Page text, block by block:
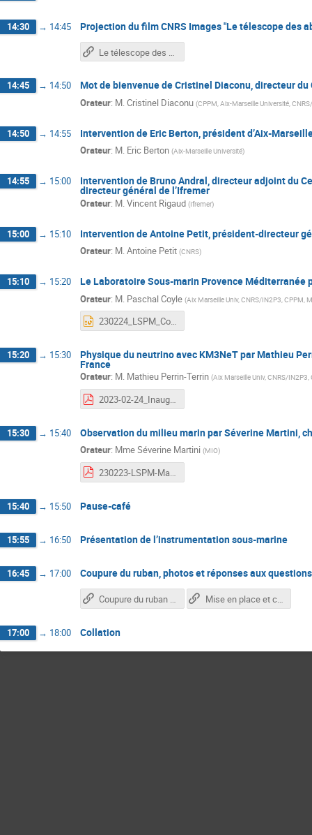
14:30 → 14:45 Projection du film CNRS Images "Le télescope des
Le télescope des abysses - CNRS Images
14:45 → 14:50 Mot de bienvenue de Cristinel Diaconu, directeur du
Orateur: M.Cristinel Diaconu (CPPM, Aix-Marseille Université,
14:50 → 14:55 Intervention de Eric Berton, président d’Aix-
Orateur: M. Eric Berton (Aix-Marseille Université)
14:55 → 15:00 Intervention de Bruno Andral, directeur adjoint du
directeur général de l’Ifremer
Orateur: M.Vincent Rigaud (Ifremer)
15:00 → 15:10 Intervention de Antoine Petit, président-directeur
Orateur: M.Antoine Petit (CNRS)
15:10 → 15:20 Le Laboratoire Sous-marin Provence Méditerranée
Orateur: M. Paschal Coyle (Aix Marseille Univ, CNRS/IN2P3, CPPM,
230224_LSPM_Coyle.pptx
15:20 → 15:30 Physique du neutrino avec KM3NeT par Mathieu
France
Orateur: M. Mathieu Perrin-Terrin (Aix Marseille Univ, CNRS/IN2P3,
2023-02-24_InaugurationLSPM2.pdf
15:30 → 15:40 Observation du milieu marin par Séverine Martini,
Orateur: MmeSéverine Martini (MIO)
230223-LSPM-Martini-FINAL2.pdf
15:40 → 15:50 Pause-café
15:55 → 16:50 Présentation de l’instrumentation sous-marine
16:45 → 17:00 Coupure du ruban, photos et réponses aux
Coupure du ruban en images séquencées Mise en place et coupure du ruban - crédit Grand Luminy
17:00 → 18:00 Collation